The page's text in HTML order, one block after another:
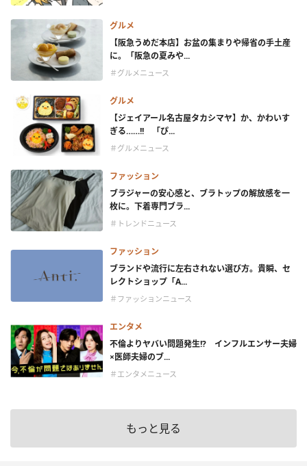
グルメ
【阪急うめだ本店】お盆の集まりや帰省の手土産
に。「阪急の夏みや...
＃グルメニュース
グルメ
【ジェイアール名古屋タカシマヤ】か、かわいす
ぎる……!! 「ぴ...
＃グルメニュース
ファッション
ブラジャーの安心感と、ブラトップの解放感を一
枚に。下着専門ブラ...
＃トレンドニュース
ファッション
ブランドや流行に左右されない選び方。貴瞬、セ
レクトショップ「A...
＃ファッションニュース
エンタメ
不倫よりヤバい問題発生!? インフルエンサー夫婦
×医師夫婦のブ...
＃エンタメニュース
もっと見る